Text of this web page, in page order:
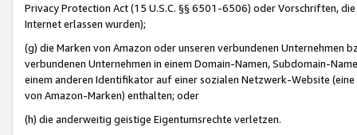
Privacy Protection Act (15 U.S.C. §§ 6501-6506) oder Vorschriften,
Internet erlassen wurden);
(g) die Marken von Amazon oder unseren verbundenen Unternehmen
verbundenen Unternehmen in einem Domain-Namen, Subdomain-
einem anderen Identifikator auf einer sozialen Netzwerk-Website
von Amazon-Marken) enthalten; oder
(h) die anderweitig geistige Eigentumsrechte verletzen.